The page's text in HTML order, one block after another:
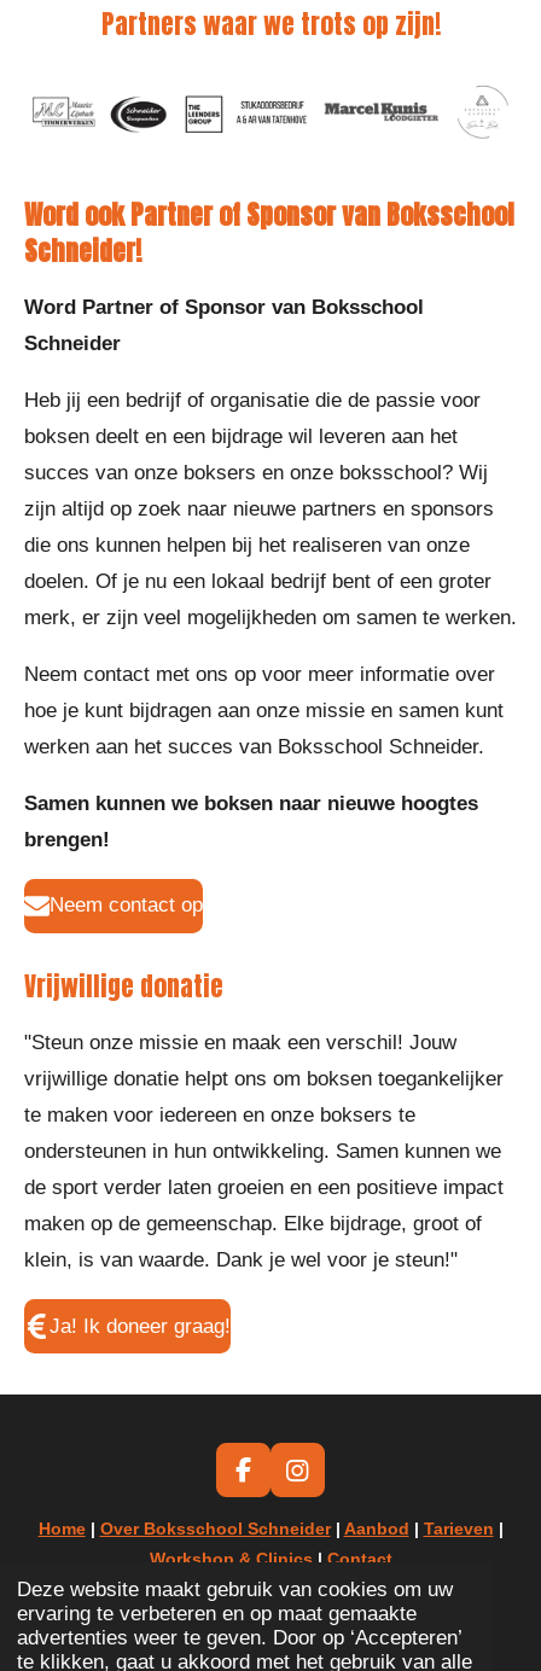
Deze website maakt gebruik van cookies om uw
ervaring te verbeteren en op maat gemaakte
advertenties weer te geven. Door op ‘Accepteren’
te klikken, gaat u akkoord met het gebruik van alle
Partners waar we trots op zijn!
Word ook Partner of Sponsor van Boksschool
Schneider!
Word Partner of Sponsor van Boksschool
Schneider
Heb jij een bedrijf of organisatie die de passie voor
boksen deelt en een bijdrage wil leveren aan het
succes van onze boksers en onze boksschool? Wij
zijn altijd op zoek naar nieuwe partners en sponsors
die ons kunnen helpen bij het realiseren van onze
doelen. Of je nu een lokaal bedrijf bent of een groter
merk, er zijn veel mogelijkheden om samen te werken.
Neem contact met ons op voor meer informatie over
hoe je kunt bijdragen aan onze missie en samen kunt
werken aan het succes van Boksschool Schneider.
Samen kunnen we boksen naar nieuwe hoogtes
brengen!
Neem contact op
Vrijwillige donatie
"Steun onze missie en maak een verschil! Jouw
vrijwillige donatie helpt ons om boksen toegankelijker
te maken voor iedereen en onze boksers te
ondersteunen in hun ontwikkeling. Samen kunnen we
de sport verder laten groeien en een positieve impact
maken op de gemeenschap. Elke bijdrage, groot of
klein, is van waarde. Dank je wel voor je steun!"
Ja! Ik doneer graag!
F
a
c
e
o
o
k
I
n
s
t
g
r
a
Home| Over Boksschool Schneider| Aanbod | Tarieven |
Workshop & Clinics | Contact
info@boksschoolschneider.nl
Algemene voorwaarden Privacy Verklaring